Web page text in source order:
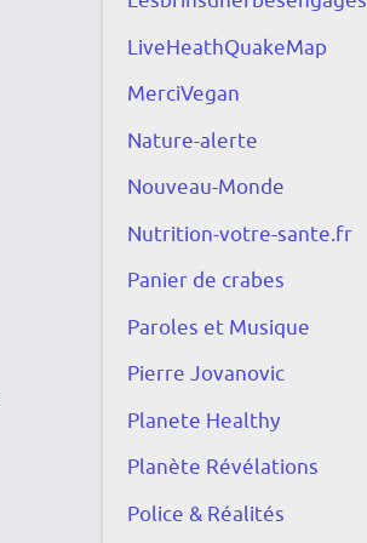
LiveHeathQuakeMap
MerciVegan
Nature-alerte
Nouveau-Monde
Nutrition-votre-sante.fr
Panier de crabes
Paroles et Musique
Pierre Jovanovic
Planete Healthy
Planète Révélations
Police & Réalités